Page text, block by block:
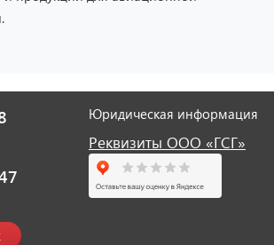
Юридическая информация
Реквизиты ООО «ГСГ»